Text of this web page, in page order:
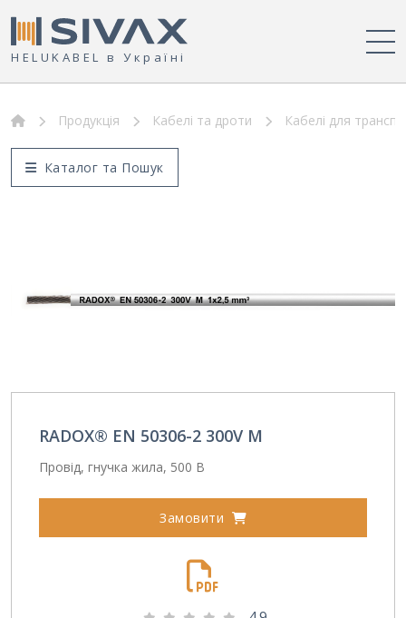
HELUKABEL в Україні
Продукція Кабелі та дроти Кабелі для
Каталог та Пошук
RADOX® EN 50306-2 300V M
Провід, гнучка жила, 500 В
Замовити